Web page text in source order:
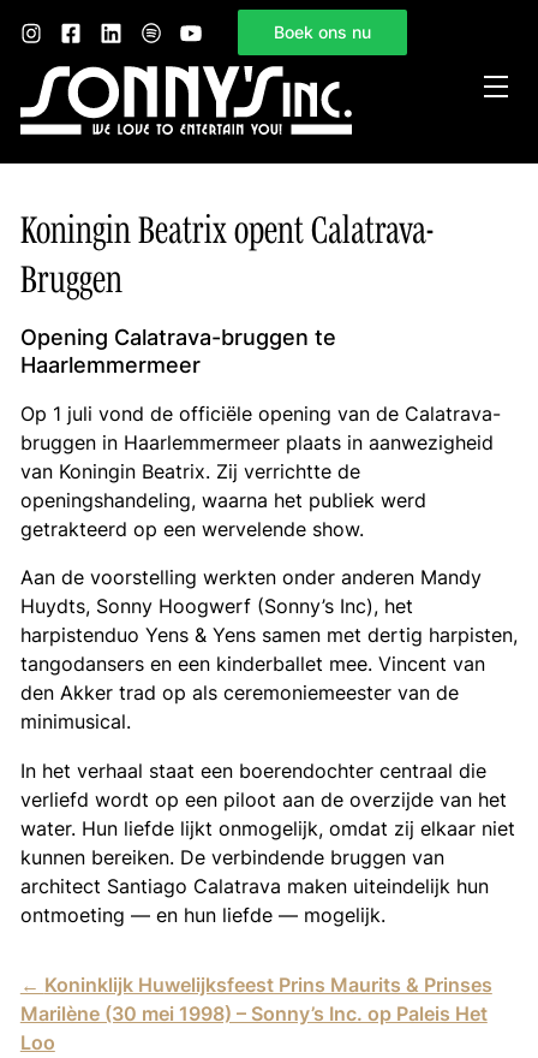
Boek ons nu
Sonny’s Inc.
Mogelijkheden
Gelegenheden
Nieuws
Contact
Koningin Beatrix opent Calatrava-
Bruggen
Opening Calatrava-bruggen te
Haarlemmermeer
Op 1 juli vond de officiële opening van de Calatrava-
bruggen in Haarlemmermeer plaats in aanwezigheid
van Koningin Beatrix. Zij verrichtte de
openingshandeling, waarna het publiek werd
getrakteerd op een wervelende show.
Aan de voorstelling werkten onder anderen Mandy
Huydts, Sonny Hoogwerf (Sonny’s Inc), het
harpistenduo Yens & Yens samen met dertig harpisten,
tangodansers en een kinderballet mee. Vincent van
den Akker trad op als ceremoniemeester van de
minimusical.
In het verhaal staat een boerendochter centraal die
verliefd wordt op een piloot aan de overzijde van het
water. Hun liefde lijkt onmogelijk, omdat zij elkaar niet
kunnen bereiken. De verbindende bruggen van
architect Santiago Calatrava maken uiteindelijk hun
ontmoeting — en hun liefde — mogelijk.
← Koninklijk Huwelijksfeest Prins Maurits & Prinses
Marilène (30 mei 1998) – Sonny’s Inc. op Paleis Het
Loo